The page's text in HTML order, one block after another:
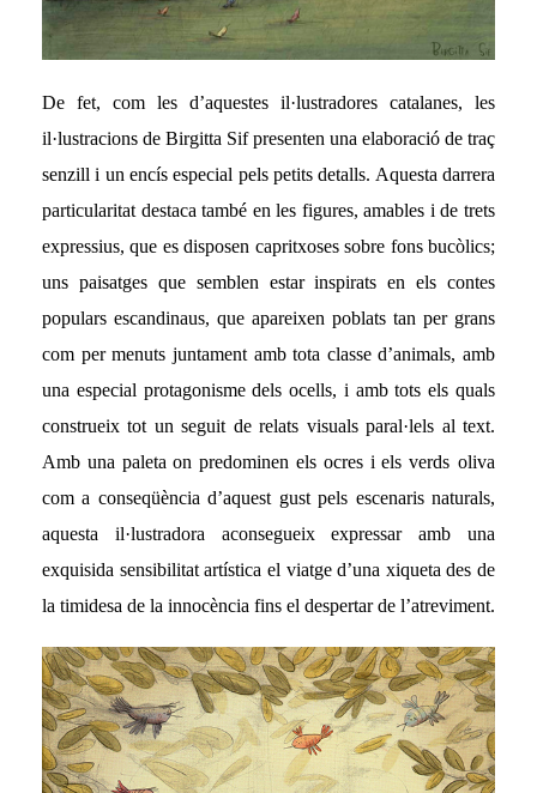
De fet, com les d’aquestes il·lustradores catalanes, les
il·lustracions de Birgitta Sif presenten una elaboració de traç
senzill i un encís especial pels petits detalls. Aquesta darrera
particularitat destaca també en les figures, amables i de trets
expressius, que es disposen capritxoses sobre fons bucòlics;
uns paisatges que semblen estar inspirats en els contes
populars escandinaus, que apareixen poblats tan per grans
com per menuts juntament amb tota classe d’animals, amb
una especial protagonisme dels ocells, i amb tots els quals
construeix tot un seguit de relats visuals paral·lels al text.
Amb una paletaonpredominen els ocres i els verds oliva
com a conseqüència d’aquest gust pels escenaris naturals,
aquesta il·lustradora aconsegueix expressar amb una
exquisida sensibilitat artística el viatge d’una xiqueta des de
la timidesa de la innocència fins el despertar de l’atreviment.